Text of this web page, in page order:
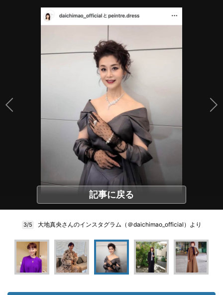
記事に戻る
3/5 大地真央さんのインスタグラム（＠daichimao_official）より